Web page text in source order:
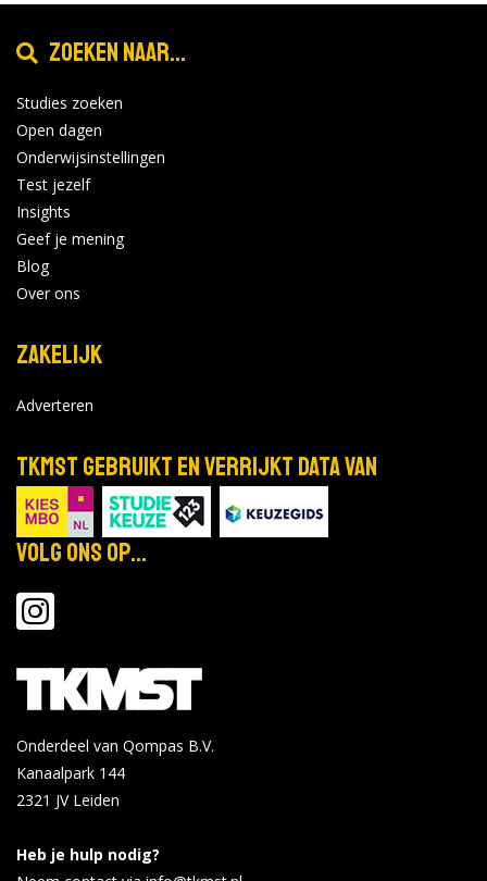
Zoeken naar...
Studies zoeken
Open dagen
Onderwijsinstellingen
Test jezelf
Insights
Geef je mening
Blog
Over ons
Zakelijk
Adverteren
TKMST gebruikt en verrijkt data van
Volg ons op...
Onderdeel van Qompas B.V.
Kanaalpark 144
2321 JV Leiden
Heb je hulp nodig?